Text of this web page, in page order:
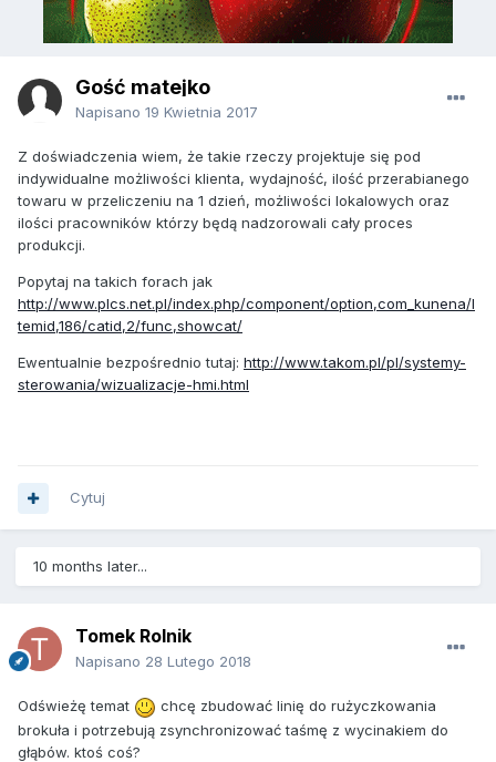
Gość matejko
Napisano 19 Kwietnia 2017
Z doświadczenia wiem, że takie rzeczy projektuje się pod
indywidualne możliwości klienta, wydajność, ilość przerabianego
towaru w przeliczeniu na 1 dzień, możliwości lokalowych oraz
ilości pracowników którzy będą nadzorowali cały proces
produkcji.
Popytaj na takich forach jak
http://www.plcs.net.pl/index.php/component/option,com_kunena/I
temid,186/catid,2/func,showcat/
Ewentualnie bezpośrednio tutaj: http://www.takom.pl/pl/systemy-
sterowania/wizualizacje-hmi.html
Cytuj
10 months later...
Tomek Rolnik
Napisano 28 Lutego 2018
Odświeżę temat
chcę zbudować linię do rużyczkowania
brokuła i potrzebują zsynchronizować taśmę z wycinakiem do
głąbów. ktoś coś?